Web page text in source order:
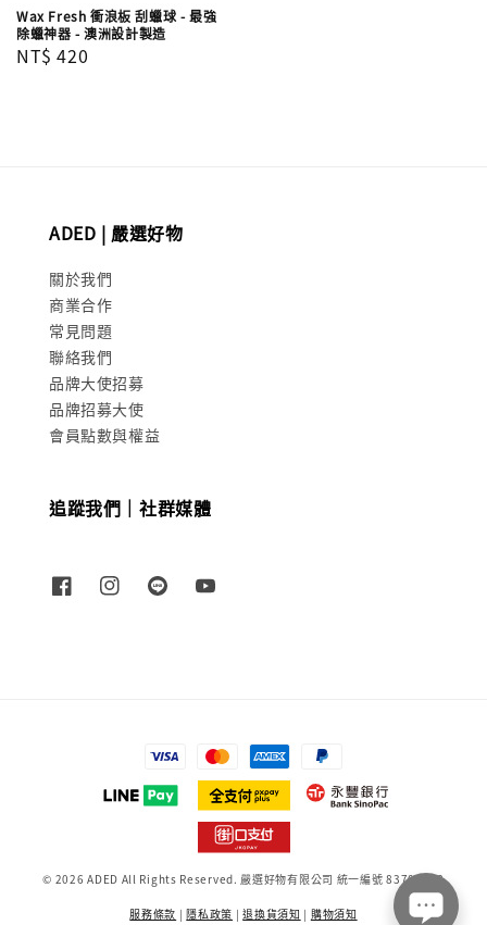
Wax Fresh 衝浪板 刮蠟球 - 最強
除蠟神器 - 澳洲設計製造
Regular
NT$ 420
ADED | 嚴選好物
關於我們
商業合作
常見問題
聯絡我們
品牌大使招募
品牌招募大使
會員點數與權益
追蹤我們｜社群媒體
© 2026 ADED All Rights Reserved. 嚴選好物有限公司 統一編號 83709698
服務條款 |隱私政策 |退換貨須知 | 購物須知